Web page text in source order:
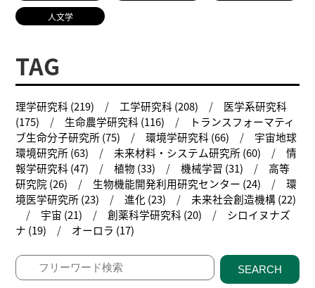
人文学
TAG
理学研究科 (219) 工学研究科 (208)
医学系研究科
(175)
生命農学研究科 (116)
トランスフォーマティ
ブ生命分子研究所 (75)
環境学研究科 (66)
宇宙地球
環境研究所 (63)
未来材料・システム研究所 (60)
情
報学研究科 (47)
植物 (33) 機械学習 (31)
高等
研究院 (26)
生物機能開発利用研究センター (24)
環
境医学研究所 (23)
進化 (23)
未来社会創造機構 (22)
宇宙 (21)
創薬科学研究科 (20)
シロイヌナズ
ナ (19)
オーロラ (17)
SEARCH